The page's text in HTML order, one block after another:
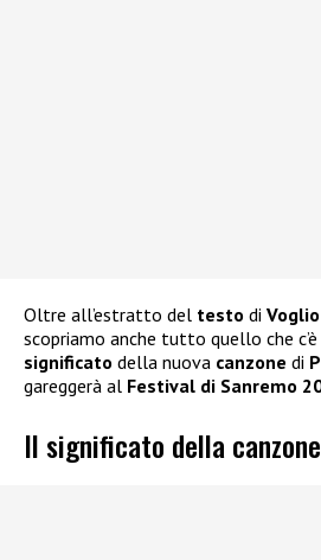
Oltre all’estratto del testo di
scopriamo anche tutto quello che
significato della nuova canzone di
gareggerà al Festival di Sanremo
Il significato della canzone